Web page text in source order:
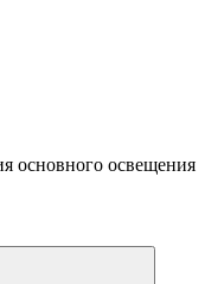
основного освещения